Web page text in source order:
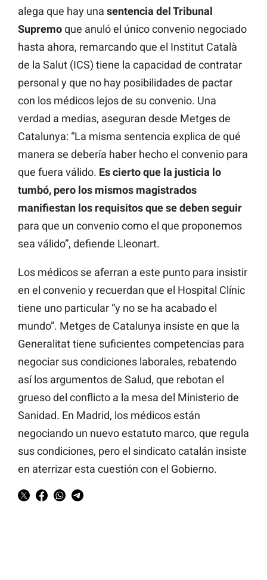
alega que hay una sentencia del Tribunal
Supremoque anuló el único convenio negociado
hasta ahora, remarcando que el Institut Català
de la Salut (ICS) tiene la capacidad de contratar
personal y que no hay posibilidades de pactar
con los médicos lejos de su convenio. Una
verdad a medias, aseguran desde Metges de
Catalunya: “La misma sentencia explica de qué
manera se debería haber hecho el convenio para
que fuera válido. Es cierto que la justicia lo
tumbó, pero los mismos magistrados
manifiestan los requisitos que se deben seguir
para que un convenio como el que proponemos
sea válido”, defiende Lleonart.
Los médicos se aferran a este punto para insistir
en el convenio y recuerdan que el Hospital Clínic
tiene uno particular “y no se ha acabado el
mundo”. Metges de Catalunya insiste en que la
Generalitat tiene suficientes competencias para
negociar sus condiciones laborales, rebatendo
así los argumentos de Salud, que rebotan el
grueso del conflicto a la mesa del Ministerio de
Sanidad. En Madrid, los médicos están
negociando un nuevo estatuto marco, que regula
sus condiciones, pero el sindicato catalán insiste
en aterrizar esta cuestión con el Gobierno.